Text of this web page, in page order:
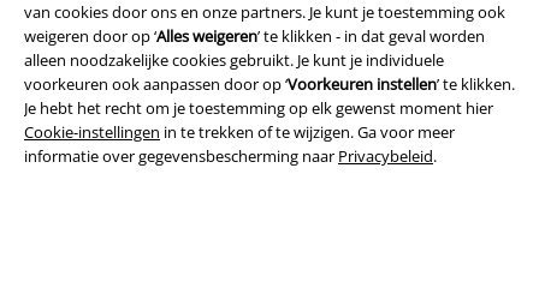
van cookies door ons en onze partners. Je kunt je toestemming ook
weigeren door op ‘Alles weigeren’ te klikken - in dat geval worden
alleen noodzakelijke cookies gebruikt. Je kunt je individuele
voorkeuren ook aanpassen door op ‘Voorkeuren instellen’ te klikken.
Je hebt het recht om je toestemming op elk gewenst moment hier
Cookie-instellingen in te trekken of te wijzigen. Ga voor meer
informatie over gegevensbescherming naar Privacybeleid.
Legal
Algemene Voorwaarden
Bedrijfsgegevens